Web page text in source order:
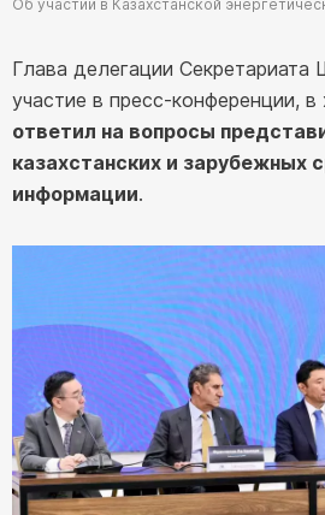
Об участии в Казахстанской
Глава делегации
участие в пресс-конференции,
ответил на вопросы
казахстанских и зарубежных
информации.